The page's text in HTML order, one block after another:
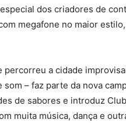
dos criadores de
megafone no maior
percorreu a cidade
– faz parte da nova
de sabores e introduz
muita música, dança e